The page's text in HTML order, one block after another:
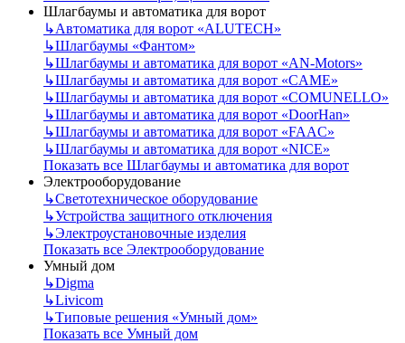
Шлагбаумы и автоматика для ворот
↳Автоматика для ворот «ALUTECH»
↳Шлагбаумы «Фантом»
↳Шлагбаумы и автоматика для ворот «AN-Motors»
↳Шлагбаумы и автоматика для ворот «CAME»
↳Шлагбаумы и автоматика для ворот «COMUNELLO»
↳Шлагбаумы и автоматика для ворот «DoorHan»
↳Шлагбаумы и автоматика для ворот «FAAC»
↳Шлагбаумы и автоматика для ворот «NICE»
Показать все Шлагбаумы и автоматика для ворот
Электрооборудование
↳Светотехническое оборудование
↳Устройства защитного отключения
↳Электроустановочные изделия
Показать все Электрооборудование
Умный дом
↳Digma
↳Livicom
↳Типовые решения «Умный дом»
Показать все Умный дом